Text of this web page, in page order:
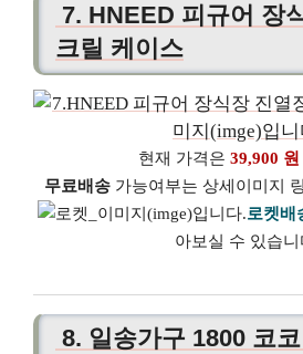
7. HNEED 피규어 장
크릴 케이스
현재 가격은 39,900 원
무료배송가능여부는 상세이미지
로켓배
아보실 수 있습니
8. 일송가구 1800 코